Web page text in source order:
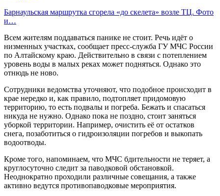
Барнаульская маршрутка сгорела «до скелета» возле ТЦ. Фото
и…
Всем жителям поддаваться панике не стоит. Речь идёт о
низменных участках, сообщает пресс-служба ГУ МЧС России
по Алтайскому краю. Действительно в связи с потеплением
уровень воды в малых реках может подняться. Однако это
отнюдь не ново.
Сотрудники ведомства уточняют, что подобное происходит в
крае нередко и, как правило, подтопляет придомовую
территорию, то есть подвалы и погреба. Бежать и спасаться
никуда не нужно. Однако пока не поздно, стоит заняться
уборкой территории. Например, очистить её от остатков
снега, позаботиться о гидроизоляции погребов и выкопать
водоотводы.
Кроме того, напоминаем, что МЧС бдительности не теряет, а
круглосуточно следит за паводковой обстановкой.
Неоднократно проходили различные совещания, а также
активно ведутся противопаводковые мероприятия.